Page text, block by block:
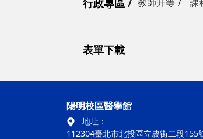
行政專區
表單下載
陽明校區醫學館
地址：
112304臺北市北投區立農街二段155